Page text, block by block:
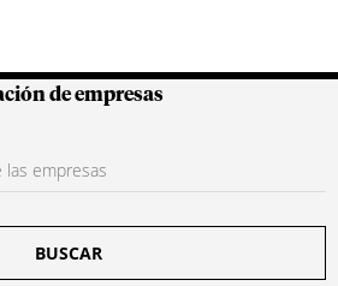
Colombianas
de empresas
BUSCAR